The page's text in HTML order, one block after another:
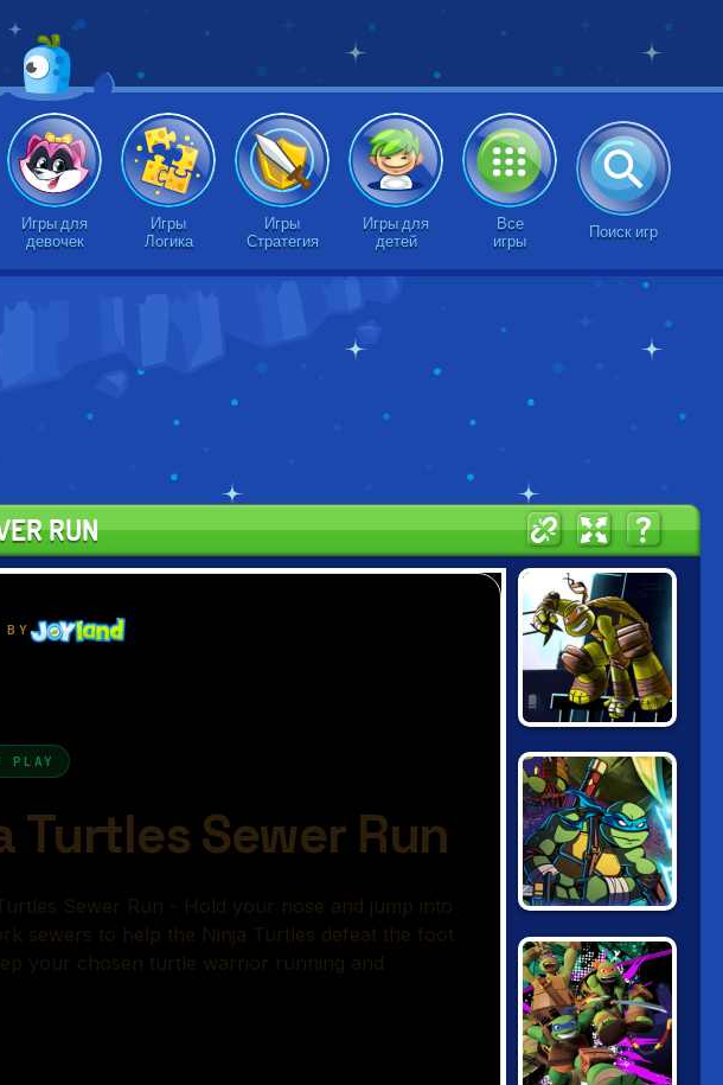
Игры для
девочек
Игры
Логика
Игры
Стратегия
Игры для
детей
Все
игры
Поиск игр
RUN
SHADOW
HEROES
VS POWER
RANGERS